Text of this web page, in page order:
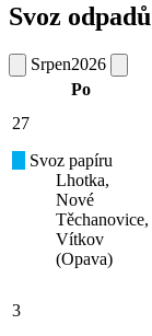
Svoz odpadů
Srpen2026
Po
27
Svoz papíru
Lhotka,
Nové
Těchanovice,
Vítkov
(Opava)
3